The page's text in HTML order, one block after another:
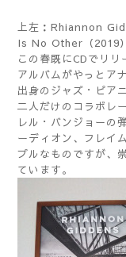
上左：Rhiannon
Is No Other（2019）
この春既にCDでリ
アルバムがやっとア
出身のジャズ・ピア
二人だけのコラボレ
レル・バンジョーの
ーディオン、フレイ
プルなものですが、
ています。